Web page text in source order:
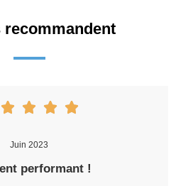
recommandent
Juin 2023
performant !